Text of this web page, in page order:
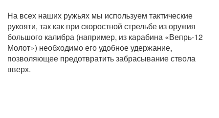
На всех наших ружьях мы используем тактические
рукояти, так как при скоростной стрельбе из оружия
большого калибра (например, из карабина «Вепрь-12
Молот») необходимо его удобное удержание,
позволяющее предотвратить забрасывание ствола
вверх.